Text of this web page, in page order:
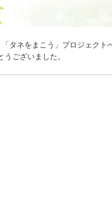
タネをまこう」プロジェクト
ございました。